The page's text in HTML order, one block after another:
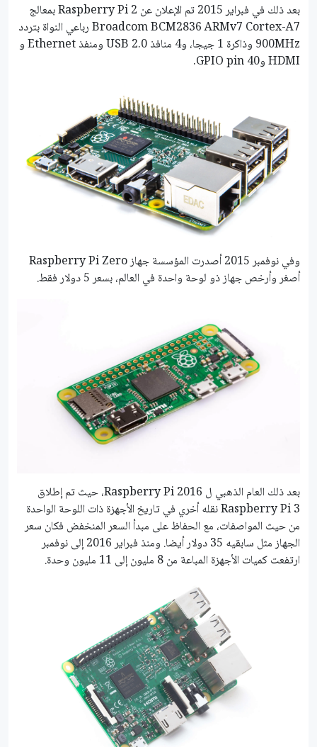
بعد ذلك في فبراير 2015 تم الإعلان عن Raspberry Pi 2 بمعالج
Broadcom BCM2836 ARMv7 Cortex-A7 رباعي النواة بتردد
900MHz وذاكرة 1 جيجا، و4 منافذ USB 2.0 ومنفذ Ethernet و
HDMI و40 GPIO pin.
وفي نوفمبر 2015 أصدرت المؤسسة جهاز Raspberry Pi Zero
أصغر وأرخص جهاز ذو لوحة واحدة في العالم، بسعر 5 دولار فقط.
بعد ذلك العام الذهبي ل Raspberry Pi 2016، حيث تم إطلاق
Raspberry Pi 3 نقله أخري في تاريخ الأجهزة ذات اللوحة الواحدة
من حيث المواصفات، مع الحفاظ على مبدأ السعر المنخفض فكان سعر
الجهاز مثل سابقيه 35 دولار أيضا. ومنذ فبراير 2016 إلى نوفمبر
ارتفعت كميات الأجهزة المباعة من 8 مليون إلى 11 مليون وحدة.